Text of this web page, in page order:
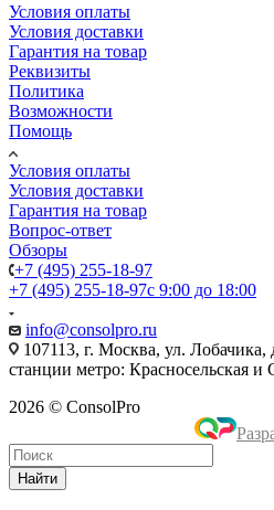
Условия оплаты
Условия доставки
Гарантия на товар
Реквизиты
Политика
Возможности
Помощь
Условия оплаты
Условия доставки
Гарантия на товар
Вопрос-ответ
Обзоры
+7 (495) 255-18-97
+7 (495) 255-18-97с 9:00 до 18:00
info@consolpro.ru
107113, г. Москва, ул.
станции метро: Красносельская и
2026 © ConsolPro
Найти